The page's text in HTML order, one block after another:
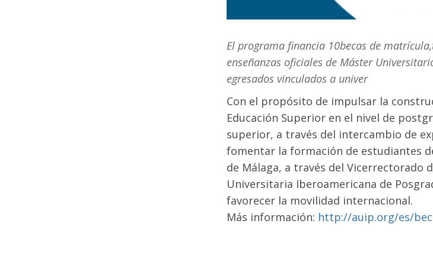
El programa financia 10becas de
enseñanzas oficiales de Máster
egresados vinculados a univer
Con el propósito de impulsar la
Educación Superior en el nivel de
superior, a través del intercambio de
fomentar la formación de estudiantes
de Málaga, a través del Vicerrectorado
Universitaria Iberoamericana de
favorecer la movilidad internacional.
Más información: http://auip.org/es/